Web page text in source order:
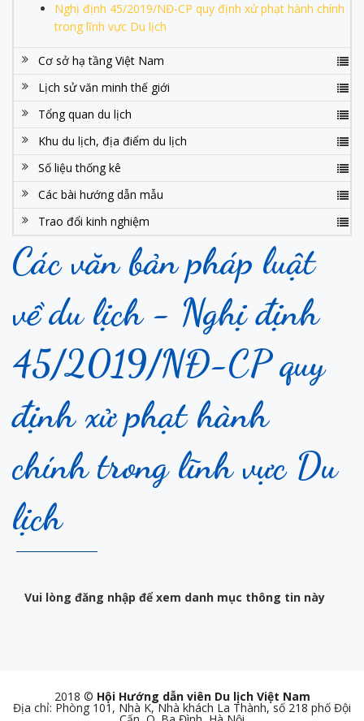
Nghị định 45/2019/NĐ-CP quy định xử phạt hành chính
trong lĩnh vực Du lịch
Cơ sở hạ tầng Việt Nam
Lịch sử văn minh thế giới
Tổng quan du lịch
Khu du lịch, địa điểm du lịch
Số liệu thống kê
Các bài hướng dẫn mẫu
Trao đổi kinh nghiệm
Các văn bản pháp luật
về du lịch - Nghị định
45/2019/NĐ-CP quy
định xử phạt hành
chính trong lĩnh vực Du
lịch
Vui lòng đăng nhập để xem danh mục thông tin này
2018 © Hội Hướng dẫn viên Du lịch Việt Nam
Địa chỉ: Phòng 101, Nhà K, Nhà khách La Thành, số 218 phố Đội